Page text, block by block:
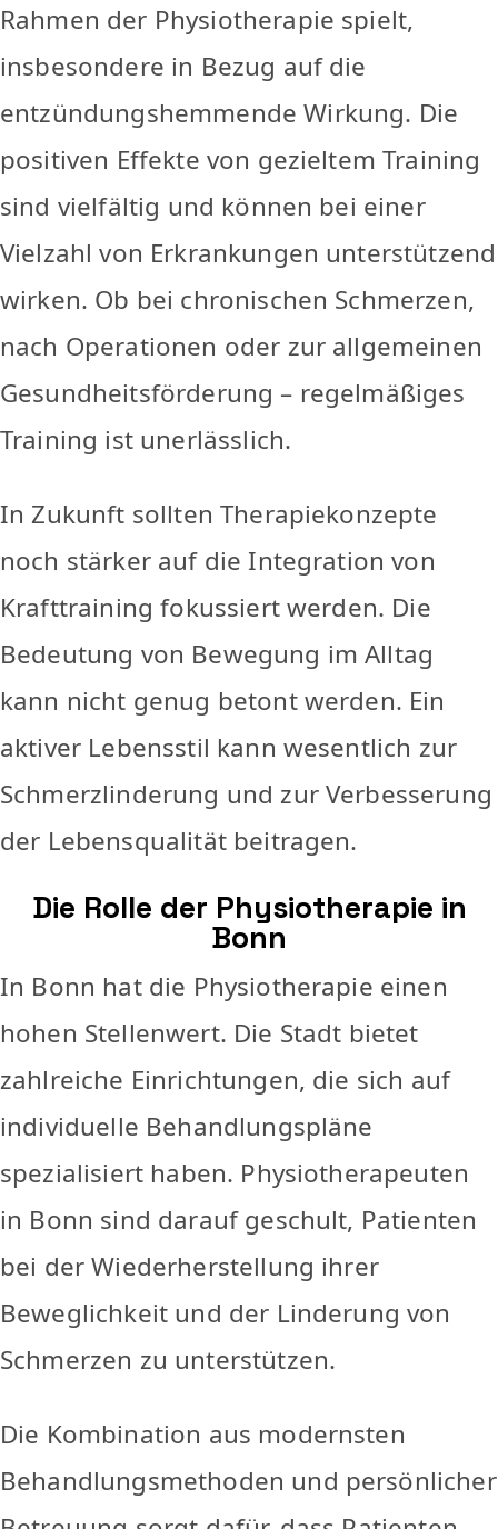
Rahmen der Physiotherapie spielt,
insbesondere in Bezug auf die
entzündungshemmende Wirkung. Die
positiven Effekte von gezieltem Training
sind vielfältig und können bei einer
Vielzahl von Erkrankungen unterstützend
wirken. Ob bei chronischen Schmerzen,
nach Operationen oder zur allgemeinen
Gesundheitsförderung – regelmäßiges
Training ist unerlässlich.
In Zukunft sollten Therapiekonzepte
noch stärker auf die Integration von
Krafttraining fokussiert werden. Die
Bedeutung von Bewegung im Alltag
kann nicht genug betont werden. Ein
aktiver Lebensstil kann wesentlich zur
Schmerzlinderung und zur Verbesserung
der Lebensqualität beitragen.
Die Rolle der Physiotherapie in
Bonn
In Bonn hat die Physiotherapie einen
hohen Stellenwert. Die Stadt bietet
zahlreiche Einrichtungen, die sich auf
individuelle Behandlungspläne
spezialisiert haben. Physiotherapeuten
in Bonn sind darauf geschult, Patienten
bei der Wiederherstellung ihrer
Beweglichkeit und der Linderung von
Schmerzen zu unterstützen.
Die Kombination aus modernsten
Behandlungsmethoden und persönlicher